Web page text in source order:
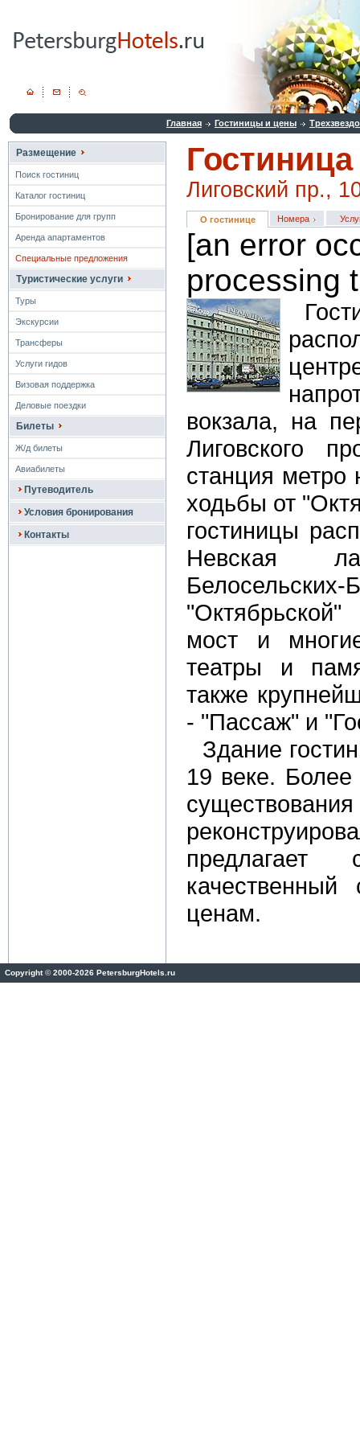
Главная Гостиницы и цены
Размещение
Поиск гостиниц
Каталог гостиниц
Бронирование для групп
Аренда апартаментов
Специальные предложения
Туристические услуги
Туры
Экскурсии
Трансферы
Услуги гидов
Визовая поддержка
Деловые поездки
Билеты
Ж/д билеты
Авиабилеты
Путеводитель
Условия бронирования
Контакты
Лиговский пр.,
О гостинице Номера
[an error
processing
вокзала, на
Лиговского
станция метро
ходьбы от
гостиницы
Невская
мост и
театры и
также
- "Пассаж" и
Здание
19 веке. Более
предлагает
ценам.
Copyright©2000-2026 PetersburgHotels.ru